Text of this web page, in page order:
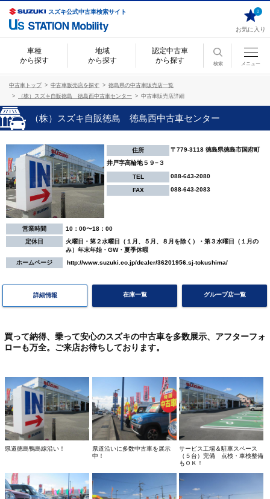
スズキ公式中古車検索サイト
お気に入り
0
車種
から探す
地域
から探す
認定中古車
から探す
検索 メニュー
中古車トップ 中古車販売店を探す
徳島県の中古車販売店一覧
（株）スズキ自販徳島 徳島西中古車センター
中古車販売店詳細
（株）スズキ自販徳島 徳島西中古車センター
住所 〒779-3118 徳島県徳島市国府町
井戸字高輪地５９−３
TEL 088-643-2080
FAX 088-643-2083
営業時間
10：00〜18：00
定休日
火曜日・第２水曜日（１月、５月、８月を除く）・第３水曜日（１月の
み）年末年始・GW・夏季休暇
ホームページ
http://www.suzuki.co.jp/dealer/36201956.sj-tokushima/
詳細情報 在庫一覧 グループ店一覧
買って納得、乗って安心のスズキの中古車を多数展示、アフターフォ
ローも万全。ご来店お待ちしております。
県道徳島鴨島線沿い！
県道沿いに多数中古車を展示
中！
サービス工場＆駐車スペース
（５台）完備 点検・車検整備
もＯＫ！